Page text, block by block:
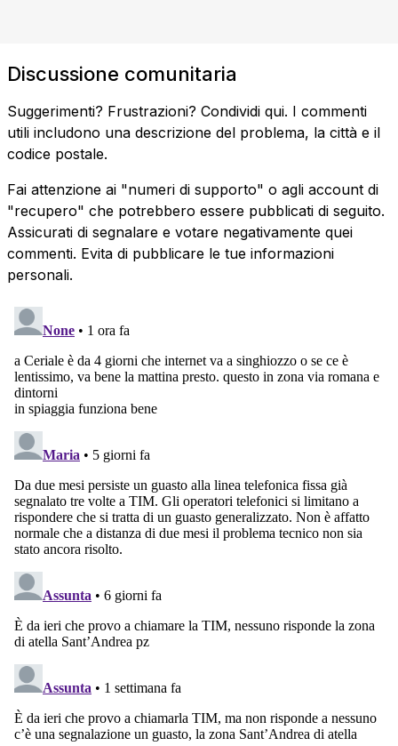
Discussione comunitaria
Suggerimenti? Frustrazioni? Condividi qui. I commenti
utili includono una descrizione del problema, la città e il
codice postale.
Fai attenzione ai "numeri di supporto" o agli account di
"recupero" che potrebbero essere pubblicati di seguito.
Assicurati di segnalare e votare negativamente quei
commenti. Evita di pubblicare le tue informazioni
personali.